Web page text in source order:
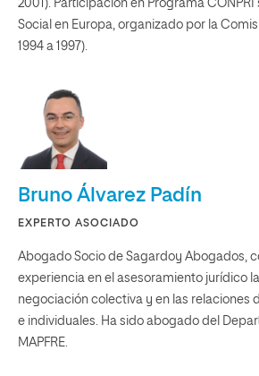
2001). Participación en Programa
Social en Europa, organizado por la
1994 a 1997).
Bruno Álvarez Padín
EXPERTO ASOCIADO
Abogado Socio de Sagardoy Abogados,
experiencia en el asesoramiento jurídico
negociación colectiva y en las relaciones
e individuales. Ha sido abogado del
MAPFRE.